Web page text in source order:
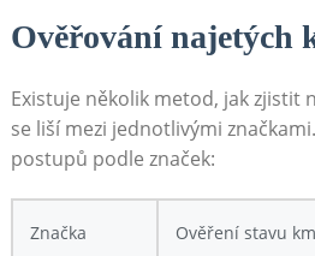
Ověřování najetých
Existuje několik metod, jak zjistit
se liší mezi jednotlivými
postupů podle značek:
Značka Ověření stavu km